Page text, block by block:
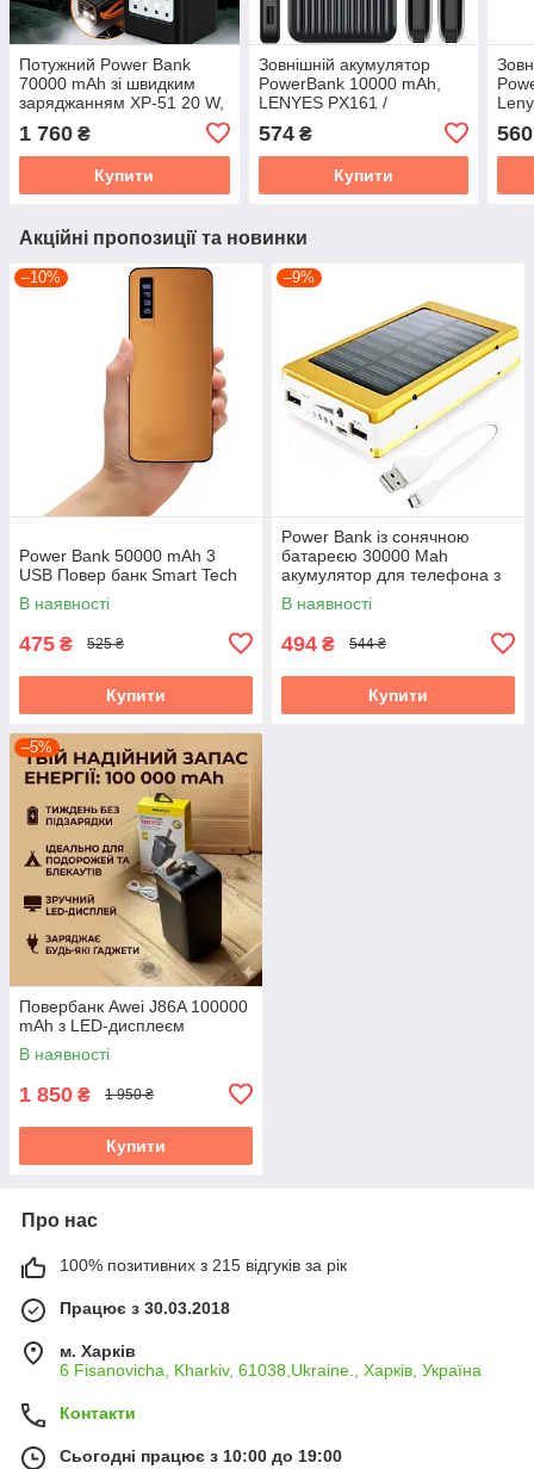
Потужний Power Bank
70000 mAh зі швидким
заряджанням XP-51 20 W,
кемпінговою LED-лампою
та цифровим дисплеєм
1 760 ₴
Купити
Зовнішній акумулятор
PowerBank 10000 mAh,
LENYES PX161 /
Портативний акумулятор /
Повербанк для телефона
/ УМБ
574₴
Купити
560
Акційні пропозиції та новинки
–10%
Power Bank 50000 mAh 3
USB Повер банк Smart Tech
В наявності
475 ₴ 525 ₴
Купити
–9%
Power Bank із сонячною
батареєю 30000 Mah
акумулятор для телефона з
зарядкою від сонця
В наявності
494 ₴ 544 ₴
Купити
–5%
Повербанк Awei J86A 100000
mAh з LED-дисплеєм
В наявності
1 850 ₴ 1 950 ₴
Купити
Про нас
100% позитивних з 215 відгуків за рік
Працює з 30.03.2018
м. Харків
6 Fisanovicha, Kharkiv, 61038,Ukraine., Харків, Україна
Контакти
Сьогодні працює з 10:00 до 19:00